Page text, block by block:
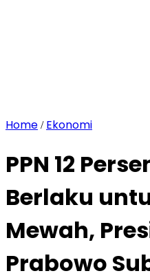
Home / Ekonomi
PPN 12
Berlaku
Mewah,
Prabowo